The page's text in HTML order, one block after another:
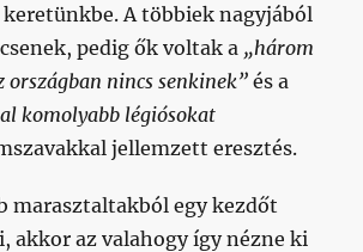
A többiek nagyjából
pedig ők voltak a „három
országban nincs senkinek” és a
komolyabb légiósokat
jellemzett eresztés.
marasztaltakból egy kezdőt
akkor az valahogy így nézne ki